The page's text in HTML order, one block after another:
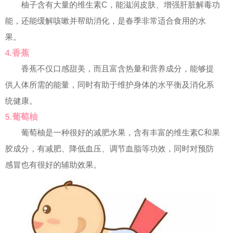
柚子含有大量的维生素C，能滋润皮肤、增强肝脏解毒功
能，还能缓解咳嗽并帮助消化，是春季非常适合食用的水
果。
4.香蕉
香蕉不仅口感甜美，而且富含热量和营养成分，能够提
供人体所需的能量，同时有助于维护身体的水平衡及消化系
统健康。
5.葡萄柚
葡萄柚是一种很好的减肥水果，含有丰富的维生素C和果
胶成分，有减肥、降低血压、调节血脂等功效，同时对预防
感冒也有很好的辅助效果。